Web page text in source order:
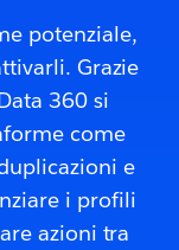
potenziale,
Grazie
360 si
come
e
i profili
azioni tra